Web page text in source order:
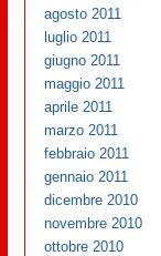
agosto 2011
luglio 2011
giugno 2011
maggio 2011
aprile 2011
marzo 2011
febbraio 2011
gennaio 2011
dicembre 2010
novembre 2010
ottobre 2010